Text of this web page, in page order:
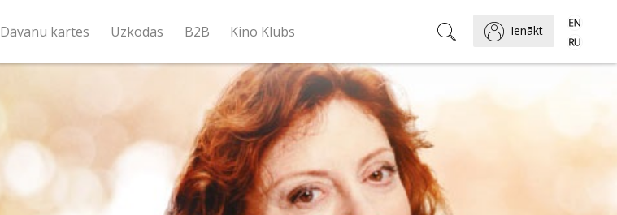
Dāvanu kartes Uzkodas B2B Kino Klubs Ienākt